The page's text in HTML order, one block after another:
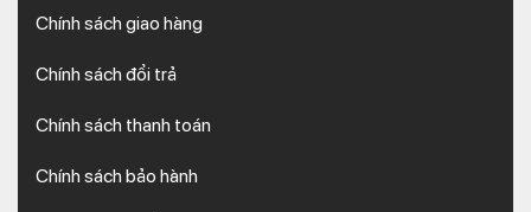
Chính sách giao hàng
Chính sách đổi trả
Chính sách thanh toán
Chính sách bảo hành